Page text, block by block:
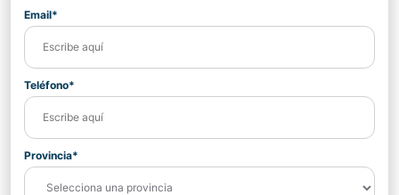
Email*
Teléfono*
Provincia*